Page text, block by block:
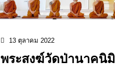
13 ตุลาคม 2022
พระสงฆ์วัดป่านาคนิ